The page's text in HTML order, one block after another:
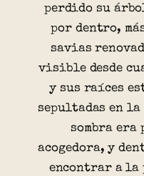
perdido su
por dentro,
savias
visible desde
y sus raíces
sepultadas en
sombra era
acogedora, y
encontrar a